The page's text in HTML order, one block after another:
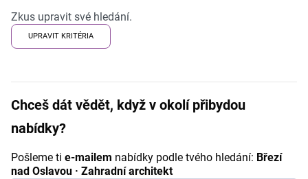
Zkus upravit své hledání.
UPRAVIT KRITÉRIA
Chceš dát vědět, když v okolí přibydou
nabídky?
Pošleme ti e-mailem nabídky podle tvého hledání: Březí
nad Oslavou · Zahradní architekt